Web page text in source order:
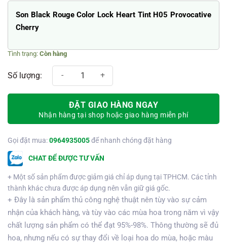
Son Black Rouge Color Lock Heart Tint H05 Provocative
Cherry
Còn hàng
Hộp hoa sáp + son môi A05 số lượng
ĐẶT GIAO HÀNG NGAY
Nhận hàng tại shop hoặc giao hàng miễn phí
Gọi đặt mua:0964935005để nhanh chóng đặt hàng
CHAT ĐỂ ĐƯỢC TƯ VẤN
+ Một số sản phẩm được giảm giá chỉ áp dụng tại TPHCM. Các tỉnh
thành khác chưa được áp dụng nên vẫn giữ giá gốc.
+ Đây là sản phẩm thủ công nghệ thuật nên tùy vào sự cảm
nhận của khách hàng, và tùy vào các mùa hoa trong năm vì vậy
chất lượng sản phẩm có thể đạt 95%-98%. Thông thường sẽ đủ
hoa, nhưng nếu có sự thay đổi về loại hoa do mùa, hoặc màu